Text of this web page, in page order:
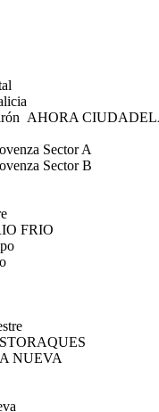
AHORA
Sector A
Sector B
FRIO
NUEVA